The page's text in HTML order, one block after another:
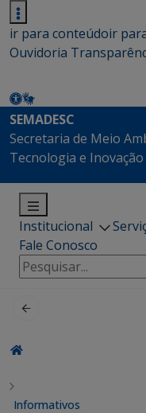
ir para conteúdoir
Ouvidoria
SEMADESC
Secretaria de Meio
Tecnologia e Inovação
Institucional
Fale Conosco
Pesquisar
por:
Informativos